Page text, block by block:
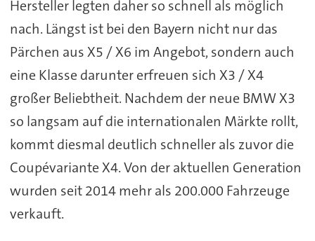
Hersteller legten daher so schnell als möglich
nach. Längst ist bei den Bayern nicht nur das
Pärchen aus X5 / X6 im Angebot, sondern auch
eine Klasse darunter erfreuen sich X3 / X4
großer Beliebtheit. Nachdem der neue BMW X3
so langsam auf die internationalen Märkte rollt,
kommt diesmal deutlich schneller als zuvor die
Coupévariante X4. Von der aktuellen Generation
wurden seit 2014 mehr als 200.000 Fahrzeuge
verkauft.